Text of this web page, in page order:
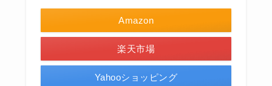
Amazon
楽天市場
Yahooショッピング